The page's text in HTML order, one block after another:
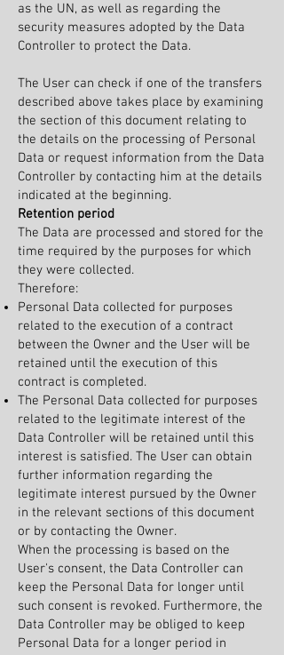
as the UN, as well as regarding the
security measures adopted by the Data
Controller to protect the Data.
The User can check if one of the transfers
described above takes place by examining
the section of this document relating to
the details on the processing of Personal
Data or request information from the Data
Controller by contacting him at the details
indicated at the beginning.
Retention period
The Data are processed and stored for the
time required by the purposes for which
they were collected.
Therefore:
Personal Data collected for purposes
related to the execution of a contract
between the Owner and the User will be
retained until the execution of this
contract is completed.
The Personal Data collected for purposes
related to the legitimate interest of the
Data Controller will be retained until this
interest is satisfied. The User can obtain
further information regarding the
legitimate interest pursued by the Owner
in the relevant sections of this document
or by contacting the Owner.
When the processing is based on the
User's consent, the Data Controller can
keep the Personal Data for longer until
such consent is revoked. Furthermore, the
Data Controller may be obliged to keep
Personal Data for a longer period in